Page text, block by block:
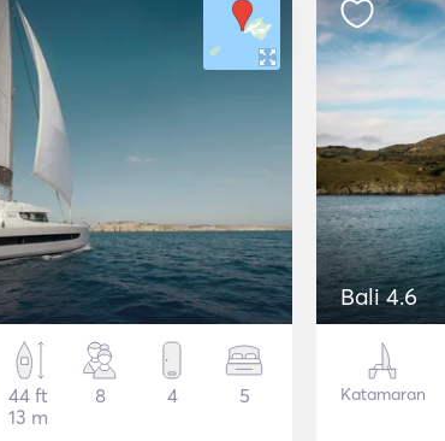
44 ft
13 m
8 4 5
Bali 4.6
Katamaran